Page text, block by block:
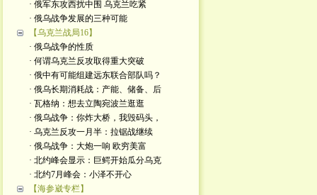
· 俄军东攻西扰中围 乌克兰吃紧
· 俄乌战争发展的三种可能
【乌克兰战局16】
· 俄乌战争的性质
· 何谓乌克兰反攻取得重大突破
· 俄中有可能组建远东联合部队吗？
· 俄乌长期消耗战：产能、储备、后
· 瓦格纳：想去立陶宛波兰逛逛
· 俄乌战争：你炸大桥，我毁码头，
· 乌克兰反攻一月半：拉锯战继续
· 俄乌战争：大炮一响 欧穷美富
· 北约峰会显示：巨鳄开始瓜分乌克
· 北约7月峰会：小泽不开心
【海参崴专栏】